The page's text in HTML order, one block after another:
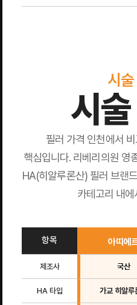
시
시
필러 가격 인천에서
핵심입니다. 리베리의원 영
HA(히알루론산) 필러 브랜
카테고리 내
항목 아띠에
제조사 국산
HA 타입 가교 히알루